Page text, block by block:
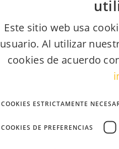
Este sitio web usa
usuario. Al utilizar
cookies de acuerdo
COOKIES ESTRICTAMENTE
COOKIES DE PREFERENCIAS